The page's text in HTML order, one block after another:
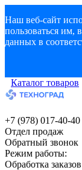
Наш веб-сайт
пользоваться им,
данных в
Каталог товаров
+7 (978) 017-40-40
Отдел продаж
Обратный звонок
Режим работы:
Обработка